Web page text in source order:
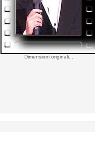
Dimensioni originali...